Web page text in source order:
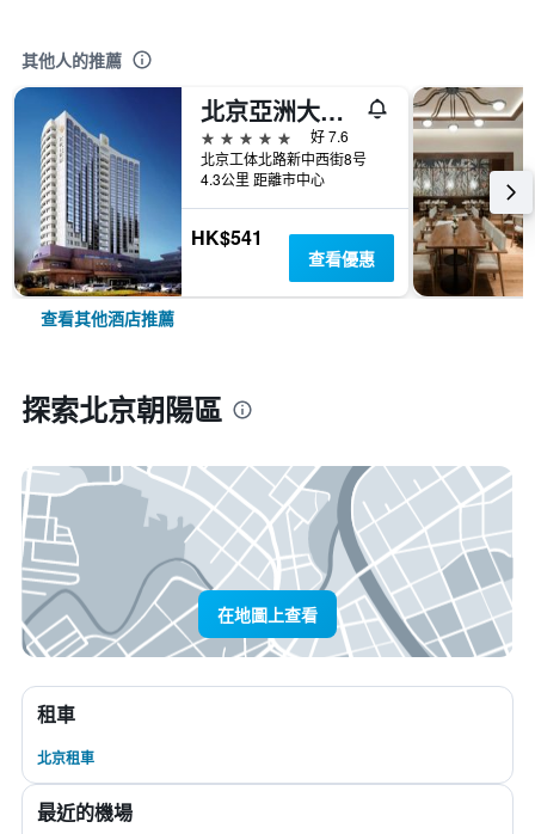
其他人的推薦
北京亞洲大酒店
5星級
好 7.6
北京工体北路新中西街8号
4.3公里 距離市中心
HK$541
查看優惠
查看其他酒店推薦
探索北京朝陽區
在地圖上查看
租車
北京租車
最近的機場